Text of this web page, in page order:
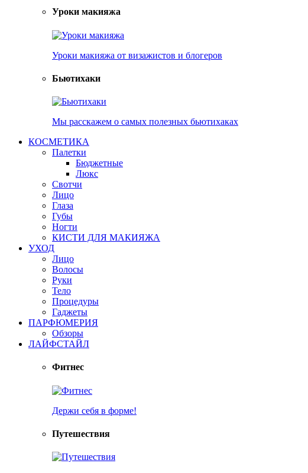
Уроки макияжа
Уроки макияжа от визажистов и блогеров
Бьютихаки
Мы расскажем о самых полезных бьютихаках
КОСМЕТИКА
Палетки
Бюджетные
Люкс
Свотчи
Лицо
Глаза
Губы
Ногти
КИСТИ ДЛЯ МАКИЯЖА
УХОД
Лицо
Волосы
Руки
Тело
Процедуры
Гаджеты
ПАРФЮМЕРИЯ
Обзоры
ЛАЙФСТАЙЛ
Фитнес
Держи себя в форме!
Путешествия